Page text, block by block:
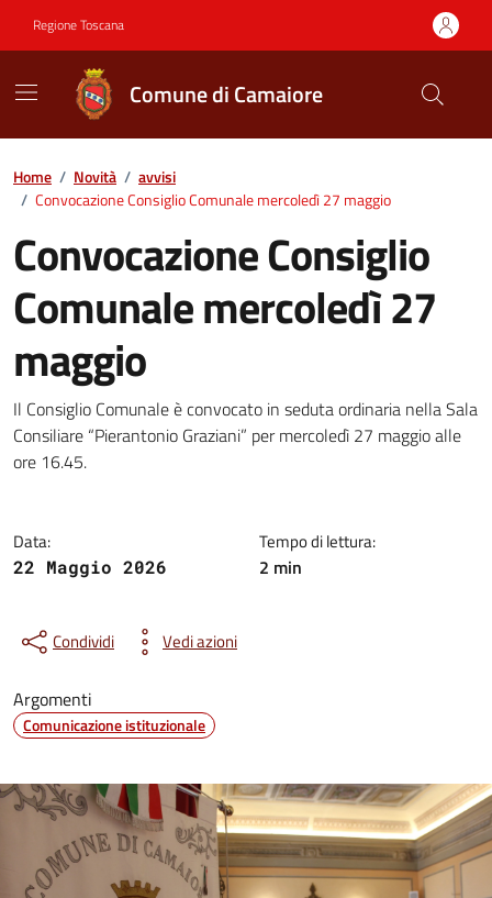
Regione Toscana
Comune di Camaiore
Contenuti in evidenza
Home / Novità / avvisi
/ Convocazione Consiglio Comunale mercoledì 27 maggio
Convocazione Consiglio
Comunale mercoledì 27
maggio
Dettagli della notizia
Il Consiglio Comunale è convocato in seduta ordinaria nella Sala
Consiliare “Pierantonio Graziani” per mercoledì 27 maggio alle
ore 16.45.
Data:
22 Maggio 2026
Tempo di lettura:
2 min
Condividi Vedi azioni
Argomenti
Comunicazione istituzionale